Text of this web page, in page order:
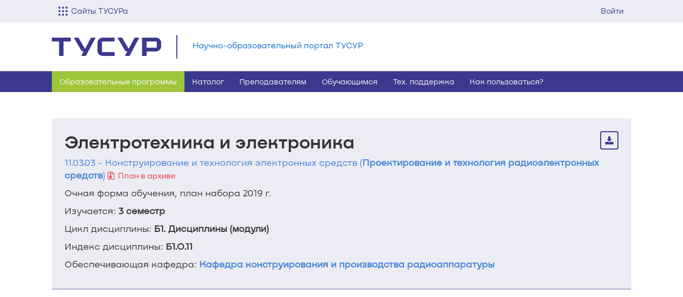
Сайты ТУСУРа Войти
Научно-образовательный портал ТУСУР
Образовательные программы Каталог Преподавателям Обучающимся Тех. поддержка Как пользоваться?
Электротехника и электроника
11.03.03 - Конструирование и технология электронных средств (Проектирование и технология радиоэлектронных
средств) План в архиве
Очная форма обучения, план набора 2019 г.
Изучается: 3 семестр
Цикл дисциплины: Б1. Дисциплины (модули)
Индекс дисциплины: Б1.О.11
Обеспечивающая кафедра: Кафедра конструирования и производства радиоаппаратуры